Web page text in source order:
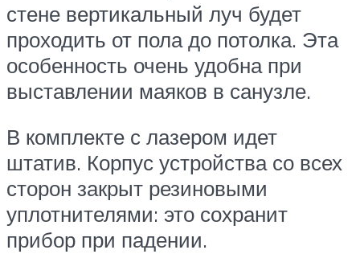
стене вертикальный луч будет
проходить от пола до потолка. Эта
особенность очень удобна при
выставлении маяков в санузле.
В комплекте с лазером идет
штатив. Корпус устройства со всех
сторон закрыт резиновыми
уплотнителями: это сохранит
прибор при падении.